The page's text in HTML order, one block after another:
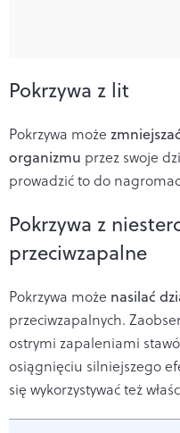
Pokrzywa z lit
Pokrzywa może
organizmu przez swoje
prowadzić to do
Pokrzywa z
przeciwzapalne
Pokrzywa może nasilać
przeciwzapalnych.
ostrymi zapaleniami
osiągnięciu silniejszego
się wykorzystywać też